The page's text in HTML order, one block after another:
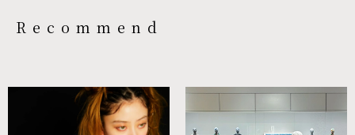
Recommend